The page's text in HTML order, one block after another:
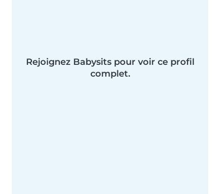
Rejoignez Babysits pour voir ce profil
complet.